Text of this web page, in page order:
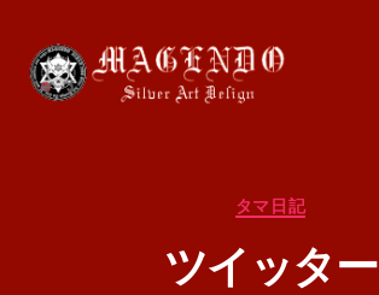
カ
ゴ
リ
タマ日記
ツイッター
成
者